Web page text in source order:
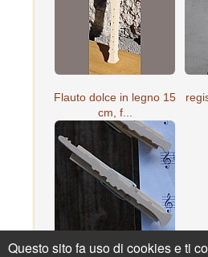
Flauto dolce in legno 15
cm, f...
Questo sito fa uso di cookies e ti